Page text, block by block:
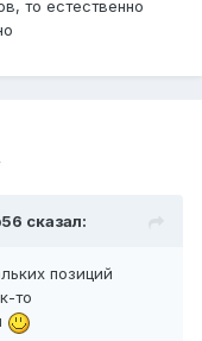
то естественно
сказал:
позиций
то